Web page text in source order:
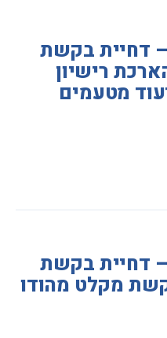
דחיית בקשת
רישיון
מטעמים
דחיית בקשת
מקלט מהודו